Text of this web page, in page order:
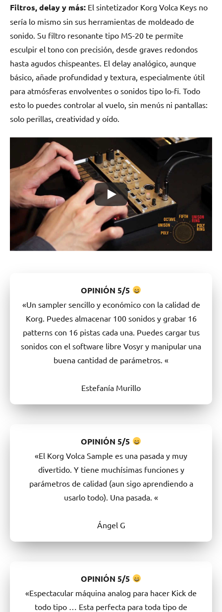
Filtros, delay y más: El sintetizador Korg Volca Keys no
sería lo mismo sin sus herramientas de moldeado de
sonido. Su filtro resonante tipo MS-20 te permite
esculpir el tono con precisión, desde graves redondos
hasta agudos chispeantes. El delay analógico, aunque
básico, añade profundidad y textura, especialmente útil
para atmósferas envolventes o sonidos tipo lo-fi. Todo
esto lo puedes controlar al vuelo, sin menús ni pantallas:
solo perillas, creatividad y oído.
OPINIÓN 5/5
«Un sampler sencillo y económico con la calidad de
Korg. Puedes almacenar 100 sonidos y grabar 16
patterns con 16 pistas cada una. Puedes cargar tus
sonidos con el software libre Vosyr y manipular una
buena cantidad de parámetros. «
Estefanía Murillo
OPINIÓN 5/5
«El Korg Volca Sample es una pasada y muy
divertido. Y tiene muchísimas funciones y
parámetros de calidad (aun sigo aprendiendo a
usarlo todo). Una pasada. «
Ángel G
OPINIÓN 5/5
«Espectacular máquina analog para hacer Kick de
todo tipo … Esta perfecta para toda tipo de